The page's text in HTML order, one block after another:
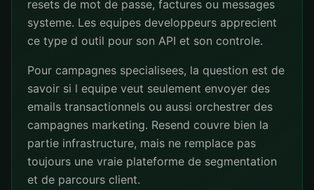
resets de mot de passe, factures ou messages
systeme. Les equipes developpeurs apprecient
ce type d outil pour son API et son controle.
Pour campagnes specialisees, la question est de
savoir si l equipe veut seulement envoyer des
emails transactionnels ou aussi orchestrer des
campagnes marketing. Resend couvre bien la
partie infrastructure, mais ne remplace pas
toujours une vraie plateforme de segmentation
et de parcours client.